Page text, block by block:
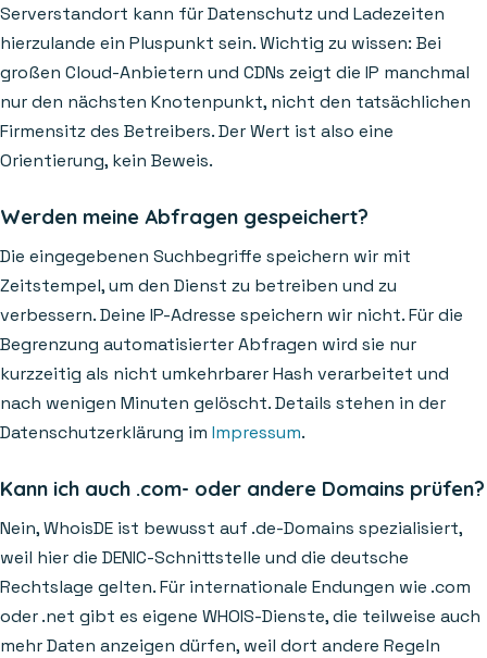
Serverstandort kann für Datenschutz und Ladezeiten
hierzulande ein Pluspunkt sein. Wichtig zu wissen: Bei
großen Cloud-Anbietern und CDNs zeigt die IP manchmal
nur den nächsten Knotenpunkt, nicht den tatsächlichen
Firmensitz des Betreibers. Der Wert ist also eine
Orientierung, kein Beweis.
Werden meine Abfragen gespeichert?
Die eingegebenen Suchbegriffe speichern wir mit
Zeitstempel, um den Dienst zu betreiben und zu
verbessern. Deine IP-Adresse speichern wir nicht. Für die
Begrenzung automatisierter Abfragen wird sie nur
kurzzeitig als nicht umkehrbarer Hash verarbeitet und
nach wenigen Minuten gelöscht. Details stehen in der
Datenschutzerklärung im Impressum.
Kann ich auch .com- oder andere Domains prüfen?
Nein, WhoisDE ist bewusst auf .de-Domains spezialisiert,
weil hier die DENIC-Schnittstelle und die deutsche
Rechtslage gelten. Für internationale Endungen wie .com
oder .net gibt es eigene WHOIS-Dienste, die teilweise auch
mehr Daten anzeigen dürfen, weil dort andere Regeln